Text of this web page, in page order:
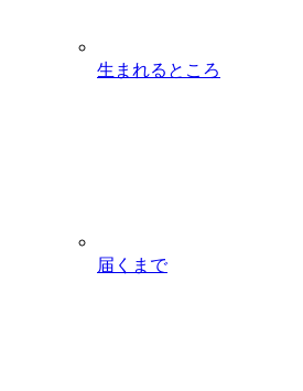
生まれるところ
届くまで